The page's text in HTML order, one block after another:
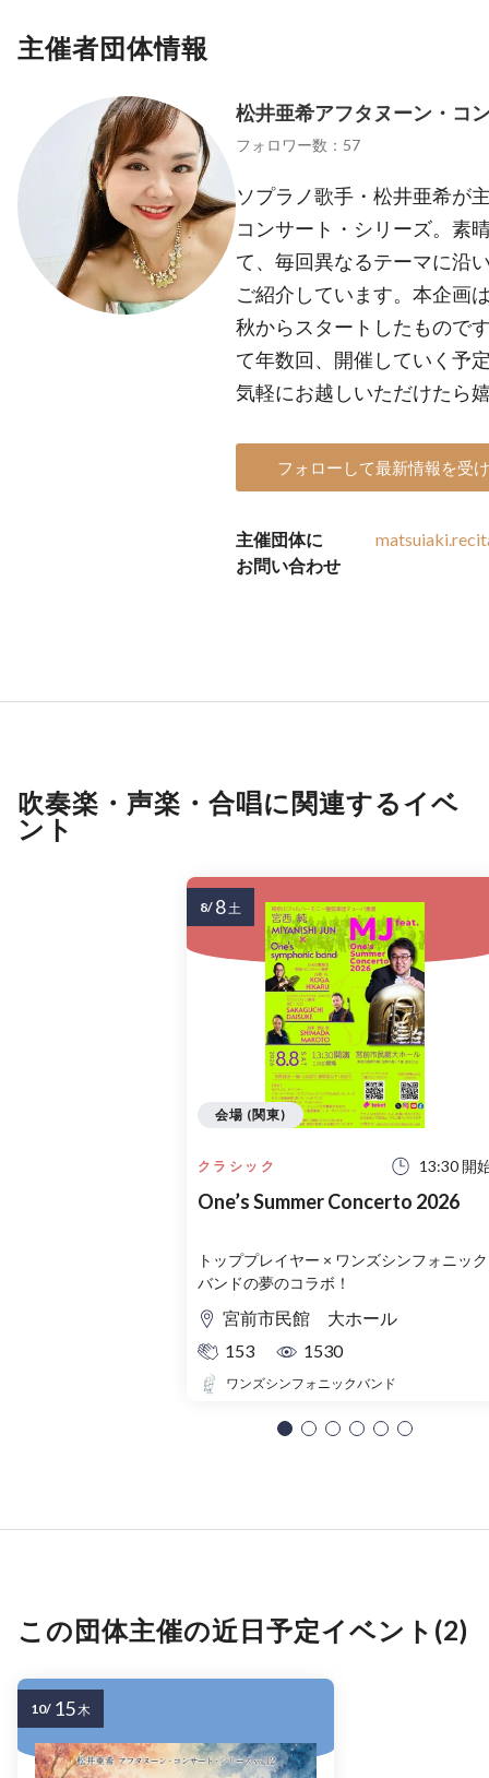
主催者団体情報
松井亜希アフタヌーン・コ
フォロワー数：57
ソプラノ歌手・松井亜希が
コンサート・シリーズ。素
て、毎回異なるテーマに沿
ご紹介しています。本企画
秋からスタートしたもので
て年数回、開催していく予
気軽にお越しいただけたら
フォローして最新情報を受
主催団体に
お問い合わせ
吹奏楽・声楽・合唱に関連するイベ
ント
クラシック 13:30 開
One’s Summer Concerto 2026
トッププレイヤー × ワンズシンフォニック
バンドの夢のコラボ！
宮前市民館 大ホール
153
1530
ワンズシンフォニックバンド
会場 (関東)
8/ 8土
この団体主催の近日予定イベント(2)
10/ 15木